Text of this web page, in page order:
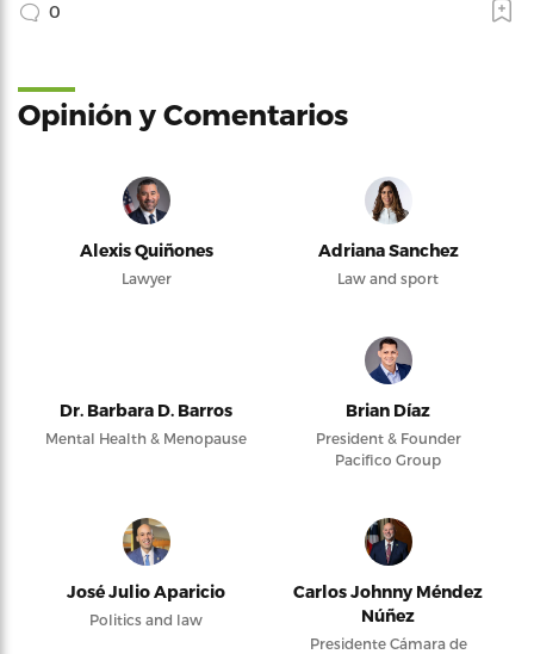
0
Opinión y Comentarios
Alexis Quiñones
Lawyer
Adriana Sanchez
Law and sport
Dr. Barbara D. Barros
Mental Health & Menopause
Brian Díaz
President & Founder
Pacifico Group
José Julio Aparicio
Politics and law
Carlos Johnny Méndez
Núñez
Presidente Cámara de